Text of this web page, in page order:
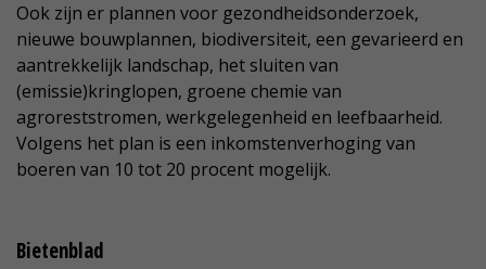
Ook zijn er plannen voor gezondheidsonderzoek,
nieuwe bouwplannen, biodiversiteit, een gevarieerd en
aantrekkelijk landschap, het sluiten van
(emissie)kringlopen, groene chemie van
agroreststromen, werkgelegenheid en leefbaarheid.
Volgens het plan is een inkomstenverhoging van
boeren van 10 tot 20 procent mogelijk.
Bietenblad